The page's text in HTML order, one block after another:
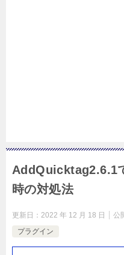
AddQuicktag2.6.1
時の対処法
更新日： 2022 年 12 月 18 日 公
プラグイン